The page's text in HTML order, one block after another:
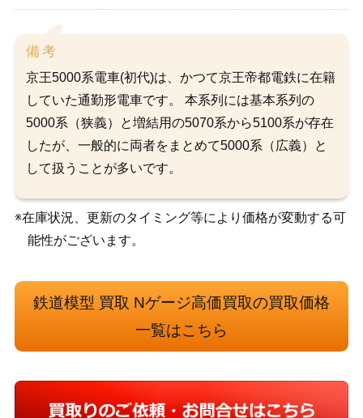
備考
京王5000系電車(初代)は、かつて京王帝都電鉄に在籍
していた通勤形電車です。 本系列には基本系列の
5000系（狭義）と増結用の5070系から5100系が存在
したが、一般的に両者をまとめて5000系（広義）と
して扱うことが多いです。
※在庫状況、更新のタイミング等により価格が変動する可
能性がございます。
鉄道模型 買取 Nゲージ高価買取の買取価格
一覧はこちら